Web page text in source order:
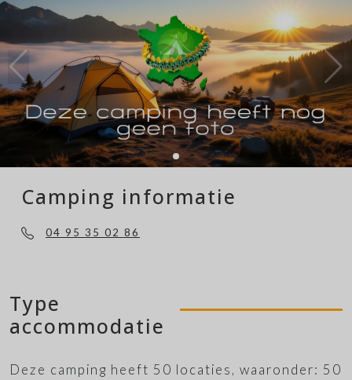
Camping informatie
04 95 35 02 86
Type
accommodatie
Deze camping heeft 50 locaties, waaronder: 50